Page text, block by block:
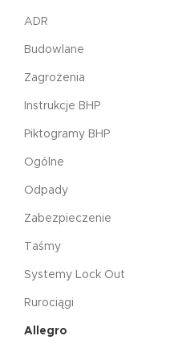
ADR
Budowlane
Zagrożenia
Instrukcje BHP
Piktogramy BHP
Ogólne
Odpady
Zabezpieczenie
Taśmy
Systemy Lock Out
Rurociągi
Allegro